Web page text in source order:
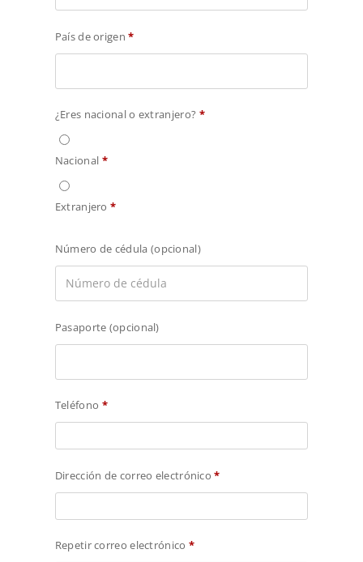
País de origen*
¿Eres nacional o extranjero? *
Nacional *
Extranjero*
Número de cédula (opcional)
Pasaporte (opcional)
Teléfono *
Dirección de correo electrónico*
Repetir correo electrónico *